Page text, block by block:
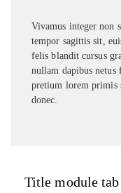
Vivamus integer non
tempor sagittis sit,
felis blandit cursus
nullam dapibus
pretium lorem primis
donec.
Title module tab